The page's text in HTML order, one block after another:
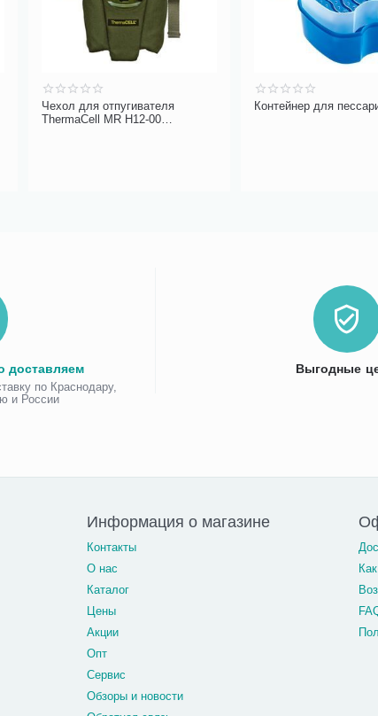
Чехол для отпугивателя
ThermaCell MR H12-00
Контейнер для
доставляем
по Краснодару,
и России
Выгодные
Информация о магазине
Контакты
О нас
Каталог
Цены
Акции
Опт
Сервис
Обзоры и новости